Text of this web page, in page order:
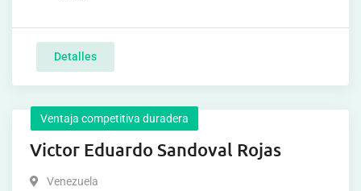
Detalles
Ventaja competitiva duradera
Victor Eduardo Sandoval Rojas
Venezuela